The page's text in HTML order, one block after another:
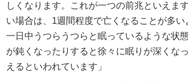
しくなります。これが一つの前兆といえま
い場合は、1週間程度で亡くなることが多い
一日中うつらうつらと眠っているような状
が鈍くなったりすると徐々に眠りが深くな
えるといわれています」